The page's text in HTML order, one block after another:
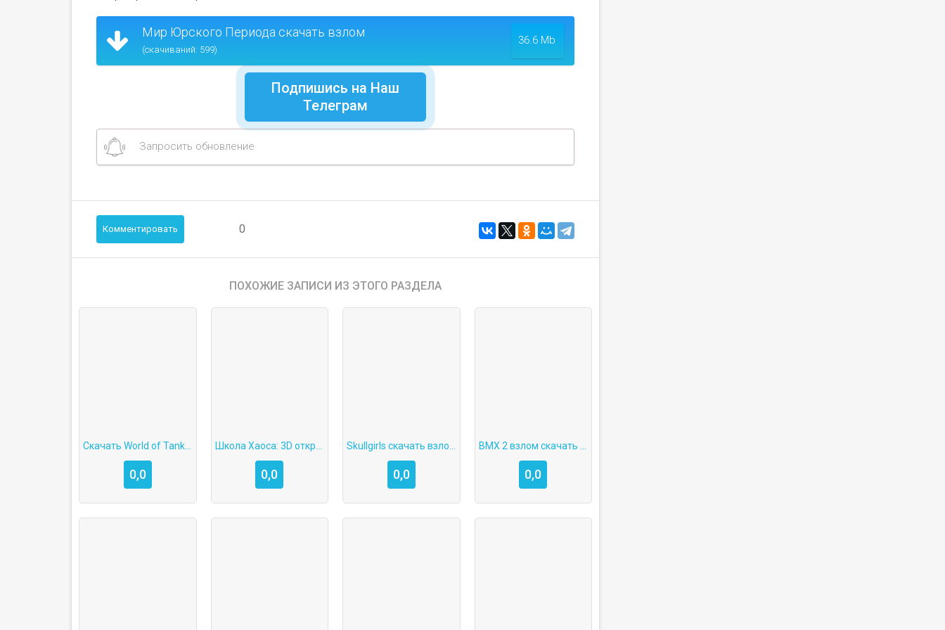
Мир Юрского Периода скачать взлом
(скачиваний: 599)
36.6 Mb
Подпишись на Наш
Телеграм
Запросить обновление
Комментировать 0
ПОХОЖИЕ ЗАПИСИ ИЗ ЭТОГО РАЗДЕЛА
0,0 0,0 0,0 0,0